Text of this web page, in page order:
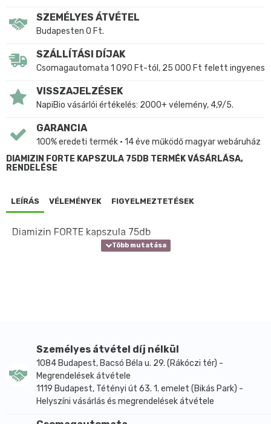
SZEMÉLYES ÁTVÉTEL
Budapesten 0 Ft.
SZÁLLÍTÁSI DÍJAK
Csomagautomata 1 090 Ft-tól, 25 000 Ft felett ingyenes
VISSZAJELZÉSEK
NapiBio vásárlói értékelés: 2000+ vélemény, 4,9/5.
GARANCIA
100% eredeti termék • 14 éve működő magyar webáruház
DIAMIZIN FORTE KAPSZULA 75DB TERMÉK VÁSÁRLÁSA,
RENDELÉSE
LEÍRÁS VÉLEMÉNYEK FIGYELMEZTETÉSEK
Diamizin FORTE kapszula 75db
Személyes átvétel díj nélkül
1084 Budapest, Bacsó Béla u. 29. (Rákóczi tér) -
Megrendelések átvétele
1119 Budapest, Tétényi út 63. 1. emelet (Bikás Park) -
Helyszíni vásárlás és megrendelések átvétele